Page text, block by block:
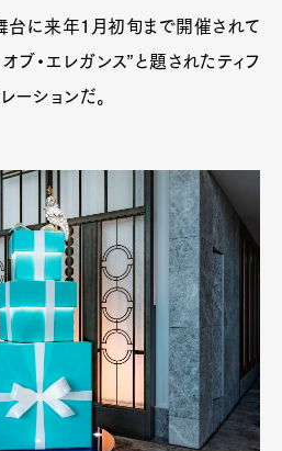
台に来年1月初旬まで開催されて
ブ・エレガンス”と題されたティフ
ーションだ。